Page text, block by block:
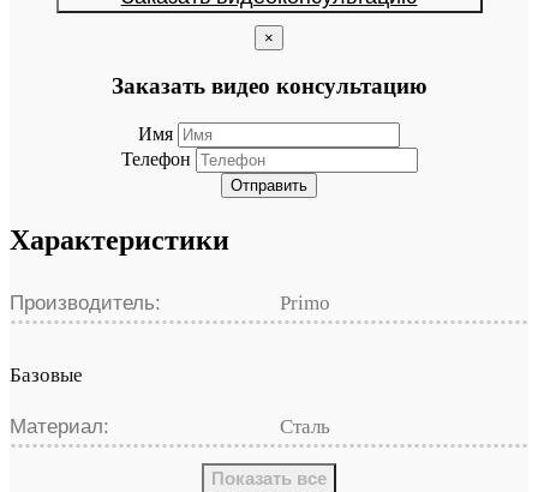
×
Заказать видео консультацию
Имя
Телефон
Отправить
Характеристики
Производитель: Primo
Базовые
Материал: Сталь
Показать все